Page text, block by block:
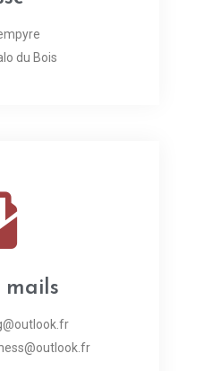
du Bois
mails